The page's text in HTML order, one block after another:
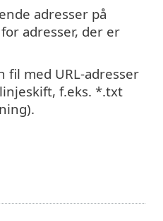
adresser på
adresser, der er
fil med URL-adresser
f.eks. *.txt